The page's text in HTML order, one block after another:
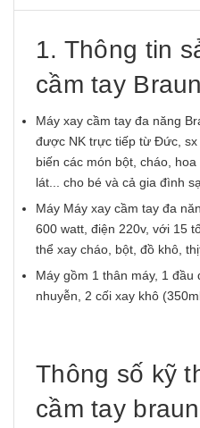
1. Thông tin
cầm tay
Máy xay cầm tay đa năng
được NK trực tiếp từ Đức,
biến các món bột, cháo,
lát... cho bé và cả gia đình
Máy Máy xay cầm tay đa
600 watt, điện 220v, với 15
thể xay cháo, bột, đồ khô,
Máy gồm 1 thân máy, 1
nhuyễn, 2 cối xay khô
Thông số kỹ
cầm tay